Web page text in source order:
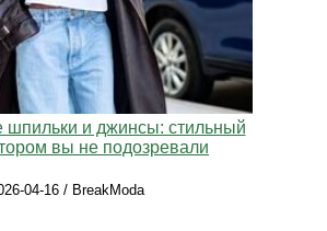
шпильки и джинсы: стильный
вы не подозревали
04-16 / BreakModa